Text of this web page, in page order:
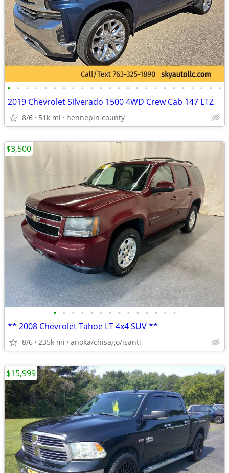
• • • • • • • • • • • • • • • • • • • • • • • •
2019 Chevrolet Silverado 1500 4WD Crew Cab 147 LTZ
8/6 51k mi hennepin county
• • • • • • • • • • • • • •
** 2008 Chevrolet Tahoe LT 4x4 SUV **
8/6 235k mi anoka/chisago/isanti
$3,500
$15,999